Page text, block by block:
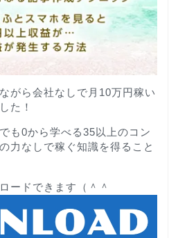
がら会社なしで月10万円稼い
た！
も0から学べる35以上のコン
力なしで稼ぐ知識を得ること
ードできます（＾＾